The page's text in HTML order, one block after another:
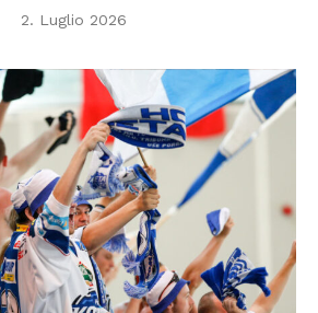
2. Luglio 2026